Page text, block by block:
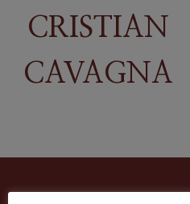
CRISTIAN
CAVAGNA